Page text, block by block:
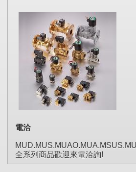
電洽
全系列商品歡迎來電洽詢!